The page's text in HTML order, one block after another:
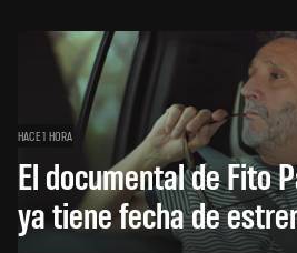
HACE 1 HORA
El documental de Fito
ya tiene fecha de